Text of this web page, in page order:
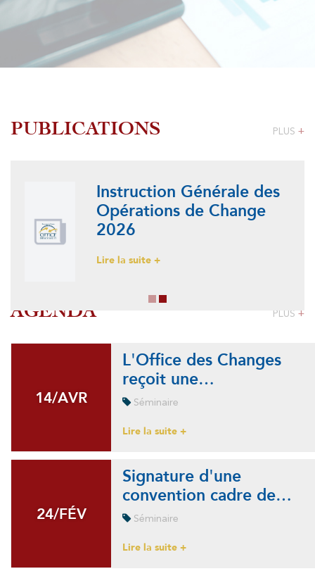
PUBLICATIONS PLUS +
Instruction Générale des
Opérations de Change
2026
Lire la suite +
AGENDA PLUS +
14/AVR
14/AVR
L'Office des Changes
reçoit une…
Séminaire
Lire la suite +
24/FÉV
24/FÉV
Signature d'une
convention cadre de…
Séminaire
Lire la suite +